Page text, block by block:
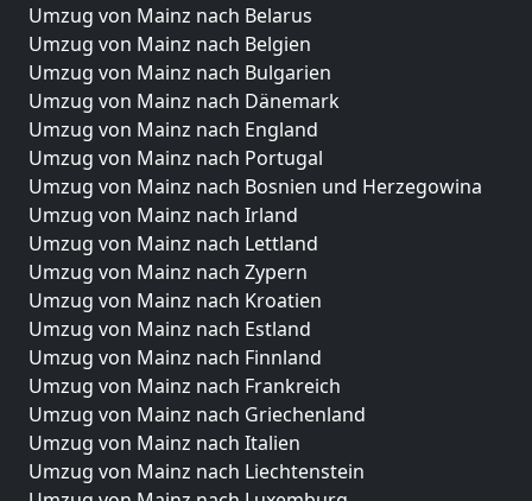
Umzug von Mainz nach Belarus
Umzug von Mainz nach Belgien
Umzug von Mainz nach Bulgarien
Umzug von Mainz nach Dänemark
Umzug von Mainz nach England
Umzug von Mainz nach Portugal
Umzug von Mainz nach Bosnien und Herzegowina
Umzug von Mainz nach Irland
Umzug von Mainz nach Lettland
Umzug von Mainz nach Zypern
Umzug von Mainz nach Kroatien
Umzug von Mainz nach Estland
Umzug von Mainz nach Finnland
Umzug von Mainz nach Frankreich
Umzug von Mainz nach Griechenland
Umzug von Mainz nach Italien
Umzug von Mainz nach Liechtenstein